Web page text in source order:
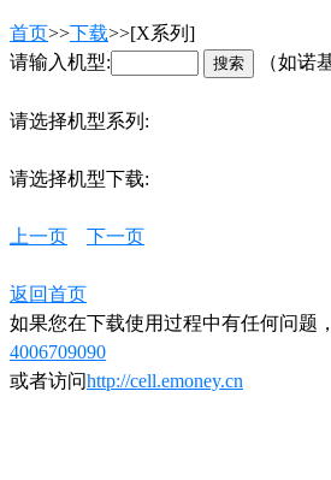
首页>>下载>>[X系列]
请输入机型:
（如诺
请选择机型系列:
请选择机型下载:
上一页 下一页
返回首页
如果您在下载使用过程中有任何问题
4006709090
或者访问http://cell.emoney.cn